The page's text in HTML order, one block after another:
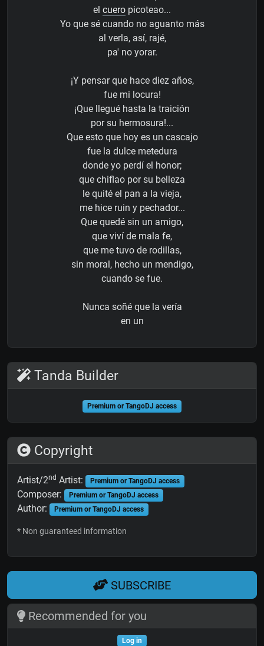
el cuero picoteao...
Yo que sé cuando no aguanto más
al verla, así, rajé,
pa' no yorar.
¡Y pensar que hace diez años,
fue mi locura!
¡Que llegué hasta la traición
por su hermosura!...
Que esto que hoy es un cascajo
fue la dulce metedura
donde yo perdí el honor;
que chiflao por su belleza
le quité el pan a la vieja,
me hice ruin y pechador...
Que quedé sin un amigo,
que viví de mala fe,
que me tuvo de rodillas,
sin moral, hecho un mendigo,
cuando se fue.
Nunca soñé que la vería
en un
Tanda Builder
Premium or TangoDJ access
Copyright
Artist/2nd Artist: Premium or TangoDJ access
Composer: Premium or TangoDJ access
Author: Premium or TangoDJ access
* Non guaranteed information
SUBSCRIBE
Recommended for you
Log in